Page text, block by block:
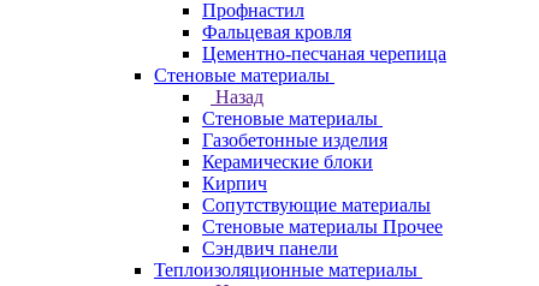
Профнастил
Фальцевая кровля
Цементно-песчаная черепица
Стеновые материалы
Назад
Стеновые материалы
Газобетонные изделия
Керамические блоки
Кирпич
Сопутствующие материалы
Стеновые материалы Прочее
Сэндвич панели
Теплоизоляционные материалы